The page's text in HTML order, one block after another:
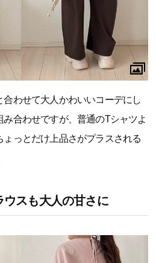
わせて大人かわいいコーデにし
合わせですが、普通のTシャツよ
ょっとだけ上品さがプラスされる
スも大人の甘さに